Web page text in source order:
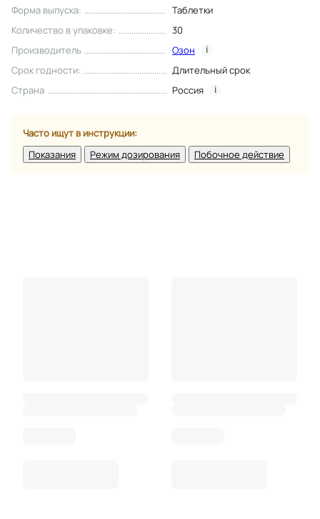
Форма выпуска:
Таблетки
Количество в упаковке:
30
Производитель
Озон i
Срок годности:
Длительный срок
Страна
Россия i
Часто ищут в инструкции:
Показания
Режим дозирования Побочное действие